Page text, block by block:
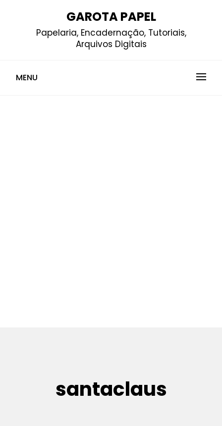
GAROTA PAPEL
Papelaria, Encadernação, Tutoriais,
Arquivos Digitais
MENU
santaclaus